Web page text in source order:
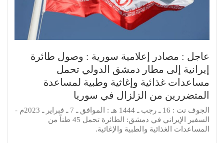
عاجل : مصادر إعلامية سورية : وصول طائرة
إيرانية إلى مطار دمشق الدولي تحمل
مساعدات غذائية وإغاثية وطبية لمساعدة
المتضررين من الزلزال في سوريا
الجوف نت : 16 ـ رجب ـ 1444 هـ : الموافق ـ 7 ـ فبراير ـ 2023م -
السفير الإيراني في دمشق: الطائرة تحمل 45 طناً من
المساعدات الغذائية والطبية والإغاثية.